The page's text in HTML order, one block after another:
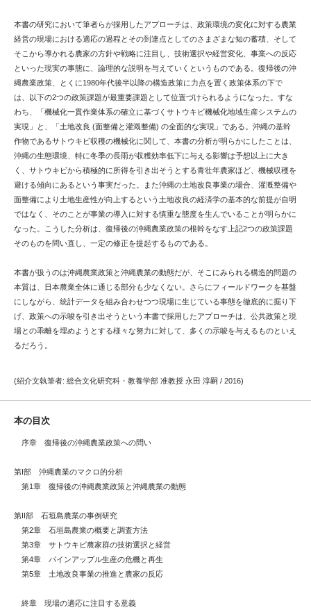
本書の研究において筆者らが採用したアプローチは、政策環境の変化に対する農業
経営の現場における適応の過程とその到達点としてのさまざまな知の蓄積、そして
そこから導かれる農家の方針や戦略に注目し、技術選択や経営変化、事業への反応
といった現実の事態に、論理的な説明を与えていくというものである。復帰後の沖
縄農業政策、とくに1980年代後半以降の構造政策に力点を置く政策体系の下で
は、以下の2つの政策課題が最重要課題として位置づけられるようになった。すな
わち、「機械化一貫作業体系の確立に基づくサトウキビ機械化地域生産システムの
実現」と、「土地改良 (面整備と灌漑整備) の全面的な実現」である。沖縄の基幹
作物であるサトウキビ収穫の機械化に関して、本書の分析が明らかにしたことは、
沖縄の生態環境、特に冬季の長雨が収穫効率低下に与える影響は予想以上に大き
く、サトウキビから積極的に所得を引き出そうとする青壮年農家ほど、機械収穫を
避ける傾向にあるという事実だった。また沖縄の土地改良事業の場合、灌漑整備や
面整備により土地生産性が向上するという土地改良の経済学の基本的な前提が自明
ではなく、そのことが事業の導入に対する慎重な態度を生んでいることが明らかに
なった。こうした分析は、復帰後の沖縄農業政策の根幹をなす上記2つの政策課題
そのものを問い直し、一定の修正を提起するものである。
本書が扱うのは沖縄農業政策と沖縄農業の動態だが、そこにみられる構造的問題の
本質は、日本農業全体に通じる部分も少なくない。さらにフィールドワークを基盤
にしながら、統計データを組み合わせつつ現場に生じている事態を徹底的に掘り下
げ、政策への示唆を引き出そうという本書で採用したアプローチは、公共政策と現
場との乖離を埋めようとする様々な努力に対して、多くの示唆を与えるものといえ
るだろう。
(紹介文執筆者: 総合文化研究科・教養学部 准教授 永田 淳嗣 / 2016)
本の目次
序章 復帰後の沖縄農業政策への問い
第I部 沖縄農業のマクロ的分析
第1章 復帰後の沖縄農業政策と沖縄農業の動態
第II部 石垣島農業の事例研究
第2章 石垣島農業の概要と調査方法
第3章 サトウキビ農家群の技術選択と経営
第4章 パインアップル生産の危機と再生
第5章 土地改良事業の推進と農家の反応
終章 現場の適応に注目する意義